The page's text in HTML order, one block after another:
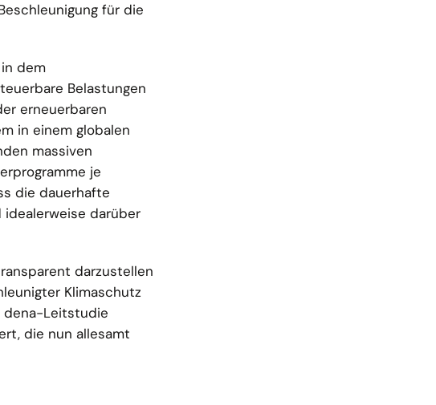
für die
dem
Belastungen
erneuerbaren
in einem globalen
massiven
je
die dauerhafte
idealerweise darüber
darzustellen
Klimaschutz
dena-Leitstudie
die nun allesamt